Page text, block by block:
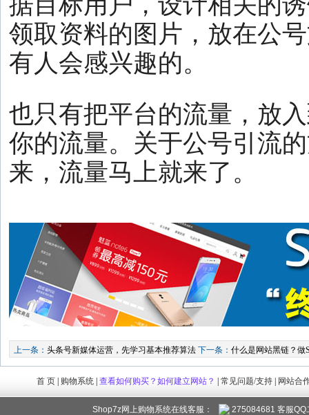
领取资料的图片，放在公
有人会感兴趣的。
也只有把平台的流量，放
你的流量。关于公号引流
来，流量马上就来了。
上一条： 头条号新媒体运营，先学习基本推荐算法 下一条： 什么是网站黑链？做
首 页 购物系统 查看如何购买？如何建立网站？ 常见问题/支持 网站合
Shop7z网上购物系统在线客服： 275084681 客服QQ